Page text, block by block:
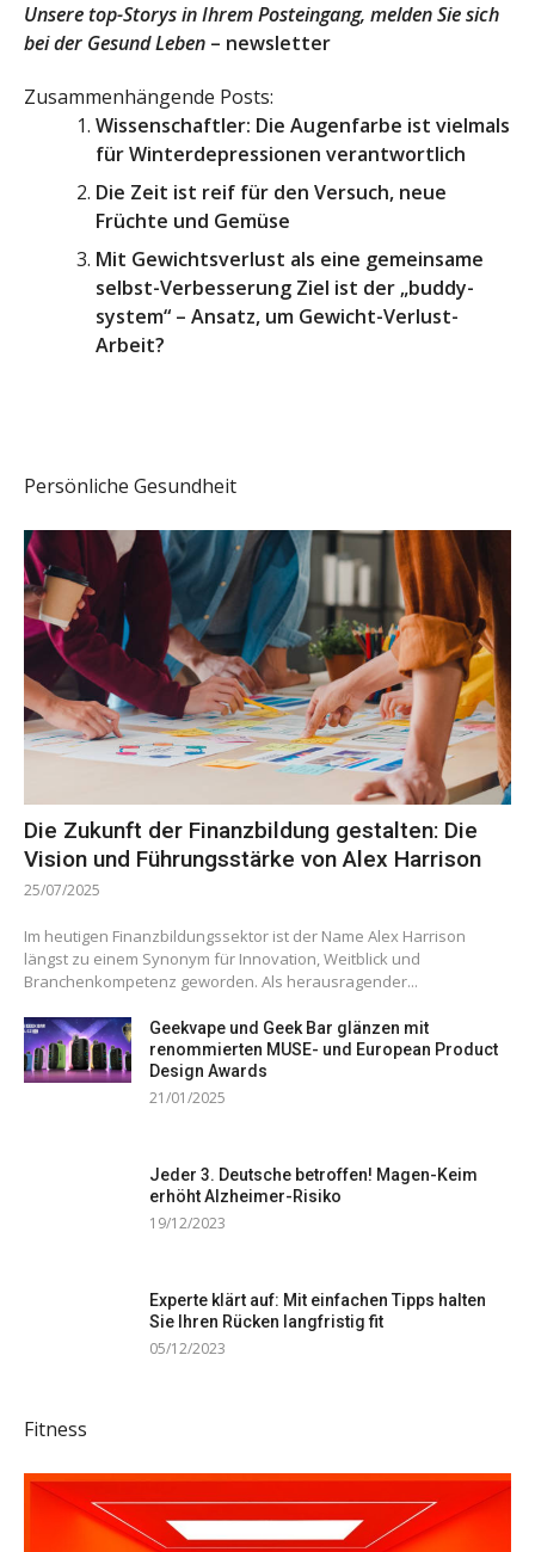
Unsere top-Storys in Ihrem Posteingang, melden Sie sich
bei der Gesund Leben – newsletter
Zusammenhängende Posts:
Wissenschaftler: Die Augenfarbe ist vielmals
für Winterdepressionen verantwortlich
Die Zeit ist reif für den Versuch, neue
Früchte und Gemüse
Mit Gewichtsverlust als eine gemeinsame
selbst-Verbesserung Ziel ist der „buddy-
system“ – Ansatz, um Gewicht-Verlust-
Arbeit?
Persönliche Gesundheit
Die Zukunft der Finanzbildung gestalten: Die
Vision und Führungsstärke von Alex Harrison
25/07/2025
Im heutigen Finanzbildungssektor ist der Name Alex Harrison
längst zu einem Synonym für Innovation, Weitblick und
Branchenkompetenz geworden. Als herausragender...
Geekvape und Geek Bar glänzen mit
renommierten MUSE- und European Product
Design Awards
21/01/2025
Jeder 3. Deutsche betroffen! Magen-Keim
erhöht Alzheimer-Risiko
19/12/2023
Experte klärt auf: Mit einfachen Tipps halten
Sie Ihren Rücken langfristig fit
05/12/2023
Fitness